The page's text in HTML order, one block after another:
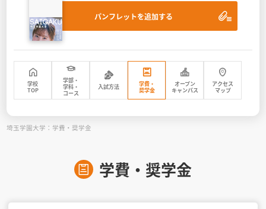
進学イベント
入試・受験入門
お役立ち情報
見学会WEB手引書
校内オンラインガイダンス
パンフレットを追加する
学校
TOP
学部・
学科・
コース
入試方法
学費・
奨学金
オープン
キャンパス
アクセス
マップ
埼玉学園大学：学費・奨学金
学費・奨学金